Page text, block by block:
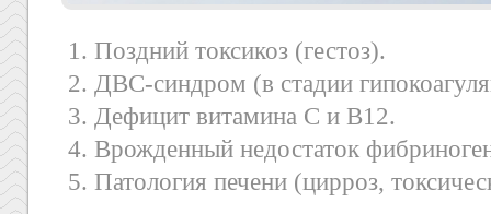
Поздний токсикоз (гестоз).
ДВС-синдром (в стадии
Дефицит витамина С и В12.
Врожденный недостаток
Патология печени (цирроз,